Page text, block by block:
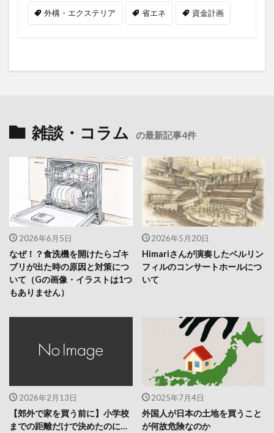
外構・エクステリア 省エネ 資金計画
雑談・コラム の最新記事4件
2026年6月5日
なぜ！？食洗機を開けたらゴキ
ブリが出た時の原因と対策につ
いて（Gの画像・イラストは1つ
もありません）
2026年5月20日
Himariさんが演奏したベルリン
フィルのコンサートホールにつ
いて
2026年2月13日
【郊外で家を買う前に】小学校
までの距離だけで決めたのに…
2025年7月4日
外国人が日本の土地を買うこと
が何故危険なのか